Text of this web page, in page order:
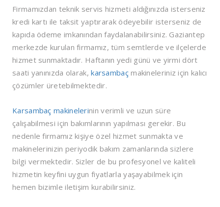
Firmamızdan teknik servis hizmeti aldığınızda isterseniz
kredi kartı ile taksit yaptırarak ödeyebilir isterseniz de
kapıda ödeme imkanından faydalanabilirsiniz. Gaziantep
merkezde kurulan firmamız, tüm semtlerde ve ilçelerde
hizmet sunmaktadır. Haftanın yedi günü ve yirmi dört
saati yanınızda olarak,karsambaçmakineleriniz için kalıcı
çözümler üretebilmektedir.
Karsambaç makinelerinin verimli ve uzun süre
çalışabilmesi için bakımlarının yapılması gerekir. Bu
nedenle firmamız kişiye özel hizmet sunmakta ve
makinelerinizin periyodik bakım zamanlarında sizlere
bilgi vermektedir. Sizler de bu profesyonel ve kaliteli
hizmetin keyfini uygun fiyatlarla yaşayabilmek için
hemen bizimle iletişim kurabilirsiniz.